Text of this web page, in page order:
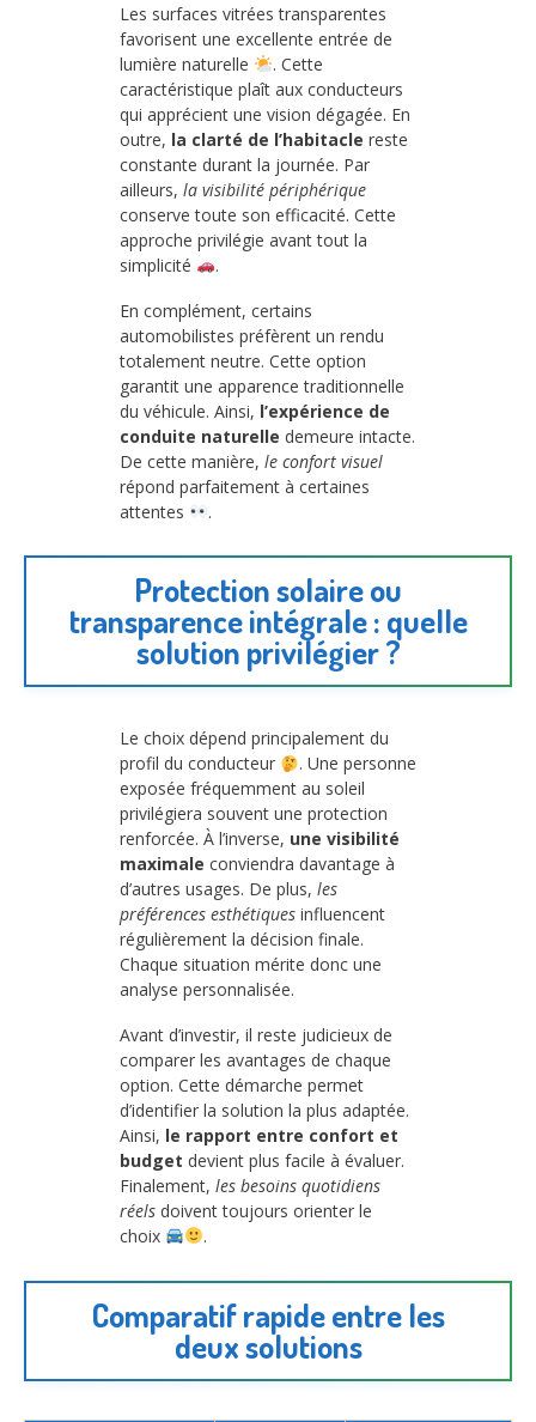
Les surfaces vitrées transparentes
favorisent une excellente entrée de
lumière naturelle
. Cette
caractéristique plaît aux conducteurs
qui apprécient une vision dégagée. En
outre, la clarté de l’habitacle reste
constante durant la journée. Par
ailleurs, la visibilité périphérique
conserve toute son efficacité. Cette
approche privilégie avant tout la
simplicité
.
En complément, certains
automobilistes préfèrent un rendu
totalement neutre. Cette option
garantit une apparence traditionnelle
du véhicule. Ainsi, l’expérience de
conduite naturelle demeure intacte.
De cette manière, le confort visuel
répond parfaitement à certaines
attentes
.
Protection solaire ou
transparence intégrale : quelle
solution privilégier ?
Le choix dépend principalement du
profil du conducteur
. Une personne
exposée fréquemment au soleil
privilégiera souvent une protection
renforcée. À l’inverse, une visibilité
maximale conviendra davantage à
d’autres usages. De plus, les
préférences esthétiques influencent
régulièrement la décision finale.
Chaque situation mérite donc une
analyse personnalisée.
Avant d’investir, il reste judicieux de
comparer les avantages de chaque
option. Cette démarche permet
d’identifier la solution la plus adaptée.
Ainsi, le rapport entre confort et
budget devient plus facile à évaluer.
Finalement, les besoins quotidiens
réels doivent toujours orienter le
choix
.
Comparatif rapide entre les
deux solutions